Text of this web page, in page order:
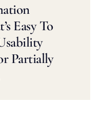
Easy To
Partially